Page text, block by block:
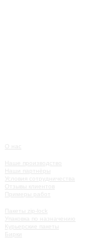
Наше производство
Наши партнёры
Условия сотрудничества
Примеры работ
Пакеты zip-lock
Упаковка по назначению
Курьерские пакеты
Бирки